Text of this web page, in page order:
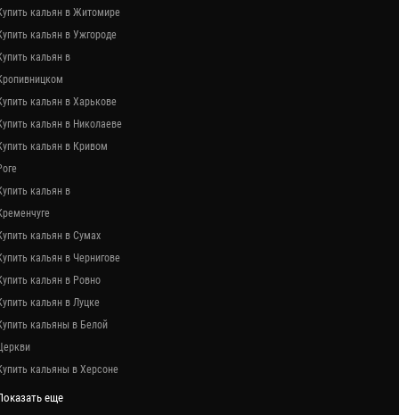
кальян в Житомире
кальян в Ужгороде
кальян в
кальян в Харькове
кальян в Николаеве
кальян в Кривом
кальян в
кальян в Сумах
кальян в Чернигове
кальян в Ровно
кальян в Луцке
кальяны в Белой
кальяны в Херсоне
еще